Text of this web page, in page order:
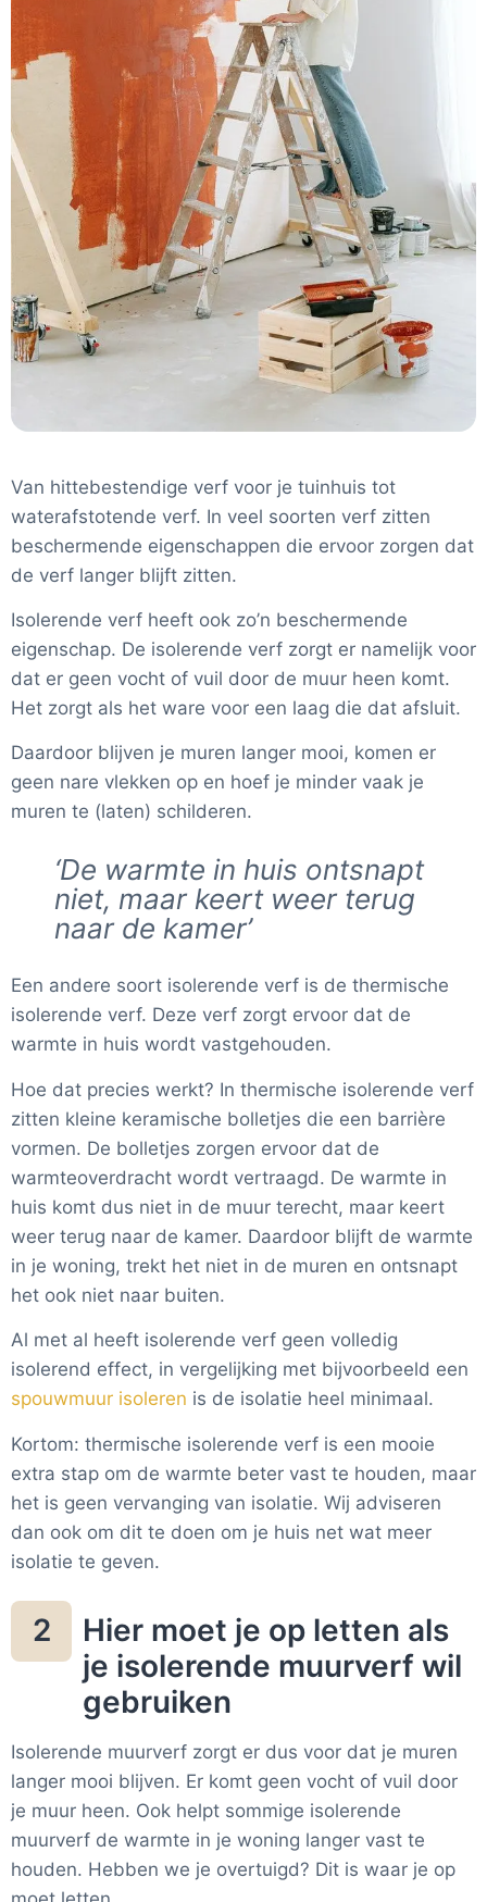
Van hittebestendige verf voor je tuinhuis tot
waterafstotende verf. In veel soorten verf zitten
beschermende eigenschappen die ervoor zorgen dat
de verf langer blijft zitten.
Isolerende verf heeft ook zo’n beschermende
eigenschap. De isolerende verf zorgt er namelijk voor
dat er geen vocht of vuil door de muur heen komt.
Het zorgt als het ware voor een laag die dat afsluit.
Daardoor blijven je muren langer mooi, komen er
geen nare vlekken op en hoef je minder vaak je
muren te (laten) schilderen.
‘De warmte in huis ontsnapt
niet, maar keert weer terug
naar de kamer’
Een andere soort isolerende verf is de thermische
isolerende verf. Deze verf zorgt ervoor dat de
warmte in huis wordt vastgehouden.
Hoe dat precies werkt? In thermische isolerende verf
zitten kleine keramische bolletjes die een barrière
vormen. De bolletjes zorgen ervoor dat de
warmteoverdracht wordt vertraagd. De warmte in
huis komt dus niet in de muur terecht, maar keert
weer terug naar de kamer. Daardoor blijft de warmte
in je woning, trekt het niet in de muren en ontsnapt
het ook niet naar buiten.
Al met al heeft isolerende verf geen volledig
isolerend effect, in vergelijking met bijvoorbeeld een
spouwmuur isoleren is de isolatie heel minimaal.
Kortom: thermische isolerende verf is een mooie
extra stap om de warmte beter vast te houden, maar
het is geen vervanging van isolatie. Wij adviseren
dan ook om dit te doen om je huis net wat meer
isolatie te geven.
2
Hier moet je op letten als
je isolerende muurverf wil
gebruiken
Isolerende muurverf zorgt er dus voor dat je muren
langer mooi blijven. Er komt geen vocht of vuil door
je muur heen. Ook helpt sommige isolerende
muurverf de warmte in je woning langer vast te
houden. Hebben we je overtuigd? Dit is waar je op